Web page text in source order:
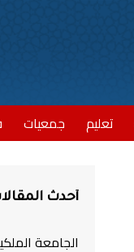
تعليم جمعيات
أحدث
الجامعة